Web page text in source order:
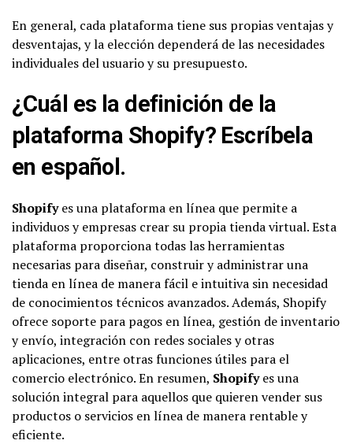
En general, cada plataforma tiene sus propias ventajas y
desventajas, y la elección dependerá de las necesidades
individuales del usuario y su presupuesto.
¿Cuál es la definición de la
plataforma Shopify? Escríbela
en español.
Shopifyes una plataforma en línea que permite a
individuos y empresas crear su propia tienda virtual. Esta
plataforma proporciona todas las herramientas
necesarias para diseñar, construir y administrar una
tienda en línea de manera fácil e intuitiva sin necesidad
de conocimientos técnicos avanzados. Además, Shopify
ofrece soporte para pagos en línea, gestión de inventario
y envío, integración con redes sociales y otras
aplicaciones, entre otras funciones útiles para el
comercio electrónico. En resumen, Shopifyes una
solución integral para aquellos que quieren vender sus
productos o servicios en línea de manera rentable y
eficiente.